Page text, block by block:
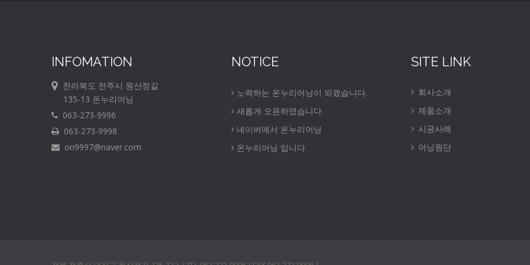
INFOMATION
전라북도 전주시 원산정길
135-13 온누리어닝
063-273-9996
063-273-9998
on9997@naver.com
NOTICE
노력하는 온누리어닝이 되겠습니다.
새롭게 오픈하였습니다.
네이버에서 온누리어닝
온누리어닝 입니다.
SITE LINK
회사소개
제품소개
시공사례
어닝원단